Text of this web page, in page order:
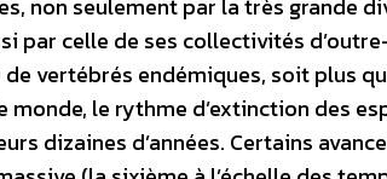
non seulement par la très grande
celle de ses collectivités
vertébrés endémiques, soit plus
monde, le rythme d’extinction des
dizaines d’années. Certains